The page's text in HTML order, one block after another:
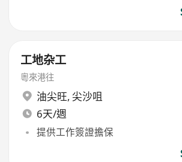
工地杂工
粵來港往
油尖旺, 尖沙咀
6天/週
提供工作簽證擔保